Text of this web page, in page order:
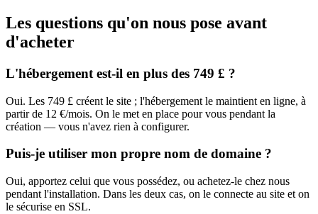
Les questions qu'on nous pose avant
d'acheter
L'hébergement est-il en plus des 749 £ ?
Oui. Les 749 £ créent le site ; l'hébergement le maintient en ligne, à
partir de 12 €/mois. On le met en place pour vous pendant la
création — vous n'avez rien à configurer.
Puis-je utiliser mon propre nom de domaine ?
Oui, apportez celui que vous possédez, ou achetez-le chez nous
pendant l'installation. Dans les deux cas, on le connecte au site et on
le sécurise en SSL.